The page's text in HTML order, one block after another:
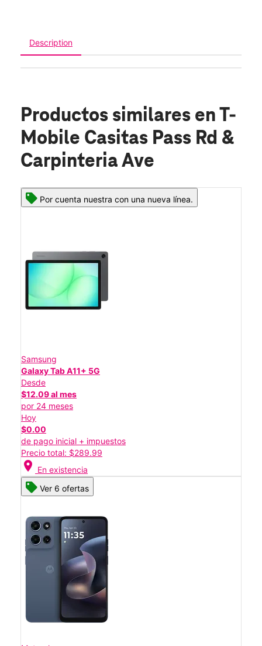
Description
Productos similares en T-
Mobile Casitas Pass Rd &
Carpinteria Ave
Por cuenta nuestra con una nueva línea.
Samsung
Galaxy Tab A11+ 5G
Desde
$12.09 al mes
por 24 meses
Hoy
$0.00
de pago inicial + impuestos
Precio total: $289.99
location_on En existencia
Ver 6 ofertas